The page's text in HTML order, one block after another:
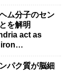
ム分子のセン
を解明
act as
パク質が脳細